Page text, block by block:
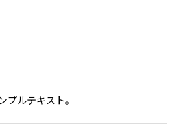
プルテキスト。